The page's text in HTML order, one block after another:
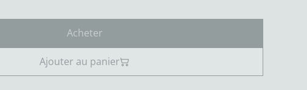
Acheter
Ajouter au panier